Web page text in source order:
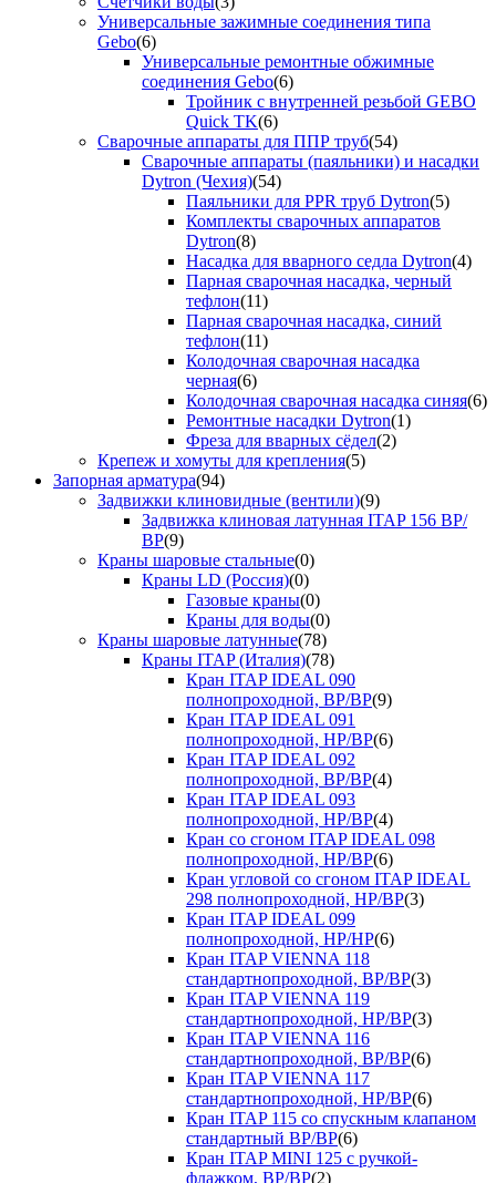
Универсальные зажимные соединения типа
Gebo(6)
Универсальные ремонтные обжимные
соединения Gebo(6)
Тройник с внутренней резьбой GEBO
Quick TK(6)
Сварочные аппараты для ППР труб(54)
Сварочные аппараты (паяльники) и насадки
Dytron (Чехия)(54)
Паяльники для PPR труб Dytron(5)
Комплекты сварочных аппаратов
Dytron(8)
Насадка для вварного седла Dytron(4)
Парная сварочная насадка, черный
тефлон(11)
Парная сварочная насадка, синий
тефлон(11)
Колодочная сварочная насадка
черная(6)
Колодочная сварочная насадка синяя(6)
Ремонтные насадки Dytron(1)
Фреза для вварных сёдел(2)
Крепеж и хомуты для крепления(5)
Запорная арматура(94)
Задвижки клиновидные (вентили)(9)
Задвижка клиновая латунная ITAP 156 ВР/
ВР(9)
Краны шаровые стальные(0)
Краны LD (Россия)(0)
Газовые краны(0)
Краны для воды(0)
Краны шаровые латунные(78)
Краны ITAP (Италия)(78)
Кран ITAP IDEAL 090
полнопроходной, ВР/ВР(9)
Кран ITAP IDEAL 091
полнопроходной, НР/ВР(6)
Кран ITAP IDEAL 092
полнопроходной, ВР/ВР(4)
Кран ITAP IDEAL 093
полнопроходной, НР/ВР(4)
Кран со сгоном ITAP IDEAL 098
полнопроходной, НР/ВР(6)
Кран угловой со сгоном ITAP IDEAL
298 полнопроходной, НР/ВР(3)
Кран ITAP IDEAL 099
полнопроходной, НР/НР(6)
Кран ITAP VIENNA 118
стандартнопроходной, ВР/ВР(3)
Кран ITAP VIENNA 119
стандартнопроходной, НР/ВР(3)
Кран ITAP VIENNA 116
стандартнопроходной, ВР/ВР(6)
Кран ITAP VIENNA 117
стандартнопроходной, НР/ВР(6)
Кран ITAP 115 со спускным клапаном
стандартный ВР/ВР(6)
Кран ITAP MINI 125 с ручкой-
флажком, ВР/ВР(2)